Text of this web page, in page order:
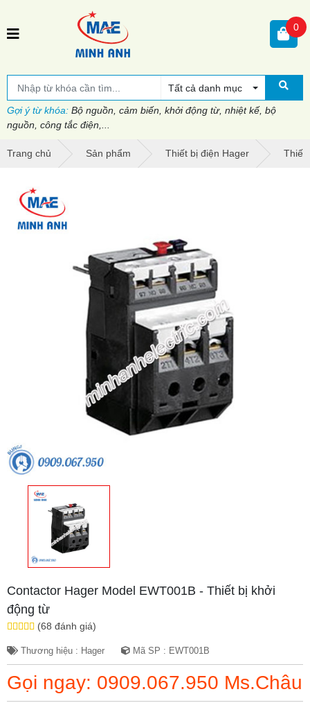
Tất cả danh mục
Gợi ý từ khóa: Bộ nguồn, cảm biến, khởi động từ, nhiệt kế, bộ
nguồn, công tắc điện,...
0
Trang chủ Sản phẩm Thiết bị điện Hager Thiết
Contactor Hager Model EWT001B - Thiết bị khởi
động từ
(68 đánh giá)
Thương hiệu : Hager Mã SP : EWT001B
Gọi ngay: 0909.067.950 Ms.Châu